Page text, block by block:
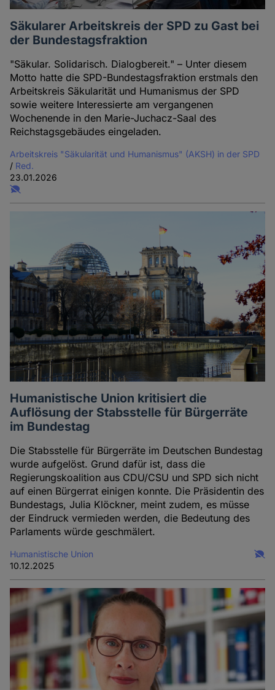
Säkularer Arbeitskreis der SPD zu Gast bei
der Bundestagsfraktion
"Säkular. Solidarisch. Dialogbereit." – Unter diesem
Motto hatte die SPD-Bundestagsfraktion erstmals den
Arbeitskreis Säkularität und Humanismus der SPD
sowie weitere Interessierte am vergangenen
Wochenende in den Marie-Juchacz-Saal des
Reichstagsgebäudes eingeladen.
Arbeitskreis "Säkularität und Humanismus" (AKSH) in der SPD
/ Red.
23.01.2026
Humanistische Union kritisiert die
Auflösung der Stabsstelle für Bürgerräte
im Bundestag
Die Stabsstelle für Bürgerräte im Deutschen Bundestag
wurde aufgelöst. Grund dafür ist, dass die
Regierungskoalition aus CDU/CSU und SPD sich nicht
auf einen Bürgerrat einigen konnte. Die Präsidentin des
Bundestags, Julia Klöckner, meint zudem, es müsse
der Eindruck vermieden werden, die Bedeutung des
Parlaments würde geschmälert.
Humanistische Union
10.12.2025